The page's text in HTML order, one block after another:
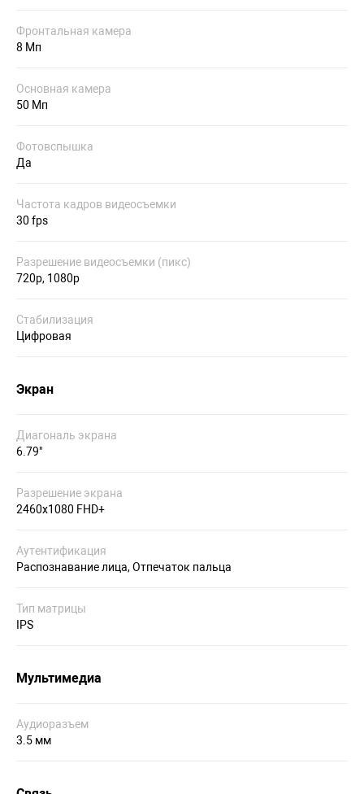
Фронтальная камера
8 Мп
Основная камера
50 Мп
Фотовспышка
Да
Частота кадров видеосъемки
30 fps
Разрешение видеосъемки (пикс)
720p, 1080p
Стабилизация
Цифровая
Экран
Диагональ экрана
6.79"
Разрешение экрана
2460x1080 FHD+
Аутентификация
Распознавание лица, Отпечаток пальца
Тип матрицы
IPS
Мультимедиа
Аудиоразъем
3.5 мм